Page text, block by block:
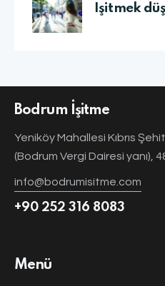
İşitmek
Bodrum İşitme
Yeniköy Mahallesi Kıbrıs
(Bodrum Vergi Dairesi yanı),
info@bodrumisitme.com
+90 252 316 8083
Menü